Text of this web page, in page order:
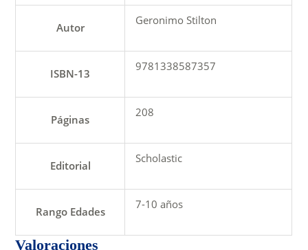
Autor
Geronimo Stilton
ISBN-13
9781338587357
Páginas
208
Editorial
Scholastic
Rango Edades
7-10 años
Valoraciones